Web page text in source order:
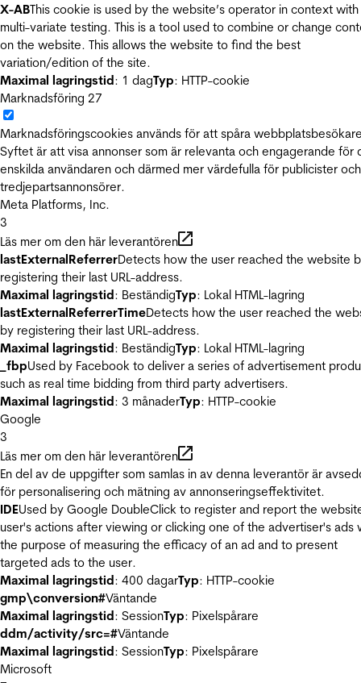
X-ABThis cookie is used by the website’s operator in context with
multi-variate testing. This is a tool used to combine or change
on the website. This allows the website to find the best
variation/edition of the site.
Maximal lagringstid: 1 dagTyp: HTTP-cookie
Marknadsföring 27
Marknadsföringscookies används för att spåra
Syftet är att visa annonser som är relevanta och engagerande för
enskilda användaren och därmed mer värdefulla för publicister och
tredjepartsannonsörer.
Meta Platforms, Inc.
3
Läs mer om den här leverantören
lastExternalReferrerDetects how the user reached the website
registering their last URL-address.
Maximal lagringstid: BeständigTyp: Lokal HTML-lagring
lastExternalReferrerTimeDetects how the user reached the
by registering their last URL-address.
Maximal lagringstid: BeständigTyp: Lokal HTML-lagring
_fbpUsed by Facebook to deliver a series of advertisement
such as real time bidding from third party advertisers.
Maximal lagringstid: 3 månaderTyp: HTTP-cookie
Google
3
Läs mer om den här leverantören
En del av de uppgifter som samlas in av denna leverantör är
för personalisering och mätning av annonseringseffektivitet.
IDEUsed by Google DoubleClick to register and report the
user's actions after viewing or clicking one of the advertiser's ads
the purpose of measuring the efficacy of an ad and to present
targeted ads to the user.
Maximal lagringstid: 400 dagarTyp: HTTP-cookie
gmp\conversion#Väntande
Maximal lagringstid: SessionTyp: Pixelspårare
ddm/activity/src=#Väntande
Maximal lagringstid: SessionTyp: Pixelspårare
Microsoft